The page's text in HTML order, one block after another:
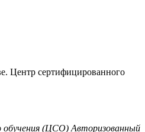
Центр сертифицированного
обучения (ЦСО) Авторизованный